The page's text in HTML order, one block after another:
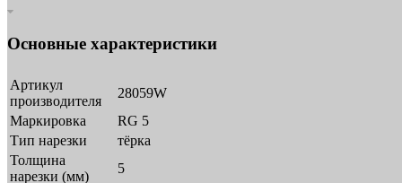
Основные характеристики
Артикул
производителя
28059W
Маркировка
RG 5
Тип нарезки
тёрка
Толщина
нарезки (мм)
5